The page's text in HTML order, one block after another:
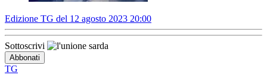
Edizione TG del 12 agosto 2023 20:00
Sottoscrivi
TG